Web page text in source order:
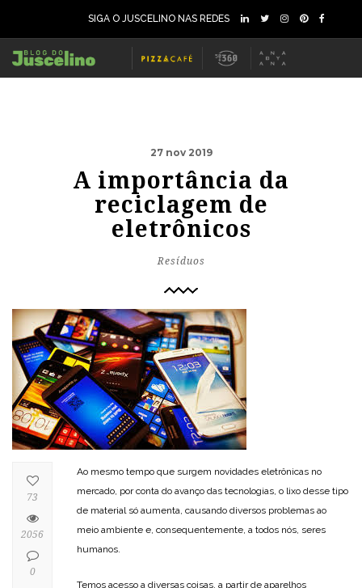
SIGA O JUSCELINO NAS REDES
27 nov 2019
A importância da
reciclagem de
eletrônicos
Resíduos
Ao mesmo tempo que surgem novidades eletrônicas no
mercado, por conta do avanço das tecnologias, o lixo desse tipo
de material só aumenta, causando diversos problemas ao
meio ambiente e, consequentemente, a todos nós, seres
humanos.
Temos acesso a diversas coisas, a partir de aparelhos
73
2056
0